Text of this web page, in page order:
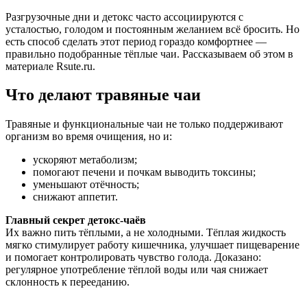
Разгрузочные дни и детокс часто ассоциируются с
усталостью, голодом и постоянным желанием всё бросить. Но
есть способ сделать этот период гораздо комфортнее —
правильно подобранные тёплые чаи. Рассказываем об этом в
материале Rsute.ru.
Что делают травяные чаи
Травяные и функциональные чаи не только поддерживают
организм во время очищения, но и:
ускоряют метаболизм;
помогают печени и почкам выводить токсины;
уменьшают отёчность;
снижают аппетит.
Главный секрет детокс-чаёв
Их важно пить тёплыми, а не холодными. Тёплая жидкость
мягко стимулирует работу кишечника, улучшает пищеварение
и помогает контролировать чувство голода. Доказано:
регулярное употребление тёплой воды или чая снижает
склонность к перееданию.